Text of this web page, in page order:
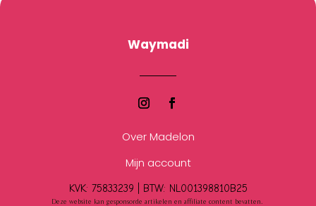
Waymadi
Over Madelon
Mijn account
KVK: 75833239 | BTW: NL001398810B25
Deze website kan gesponsorde artikelen en affiliate content bevatten.